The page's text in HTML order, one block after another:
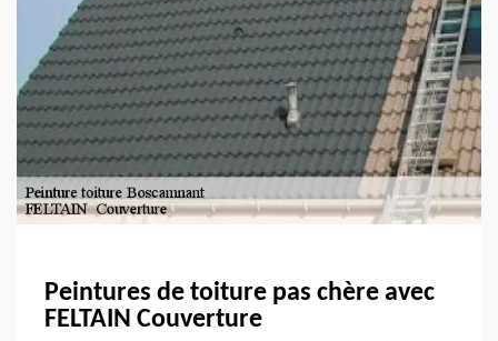
Peintures de toiture pas chère avec
FELTAIN Couverture